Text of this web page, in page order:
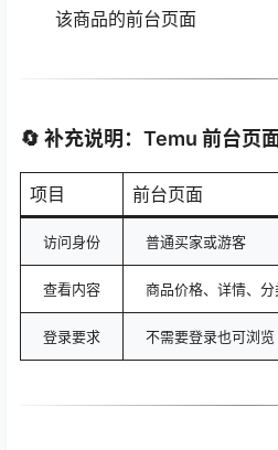
该商品的前台页面
🔄 补充说明：Temu 前台页
项目 前台页面
访问身份 普通买家或游客
查看内容 商品价格、详情、
登录要求 不需要登录也可浏览